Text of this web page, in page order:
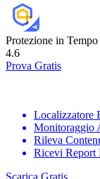
Protezione in Tempo
4.6
Prova Gratis
Localizzatore
Monitoraggio
Rileva
Ricevi Report
Scarica Gratis